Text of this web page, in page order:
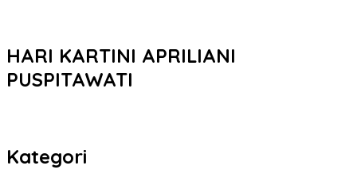
HARI KARTINI APRILIANI
PUSPITAWATI
Kategori